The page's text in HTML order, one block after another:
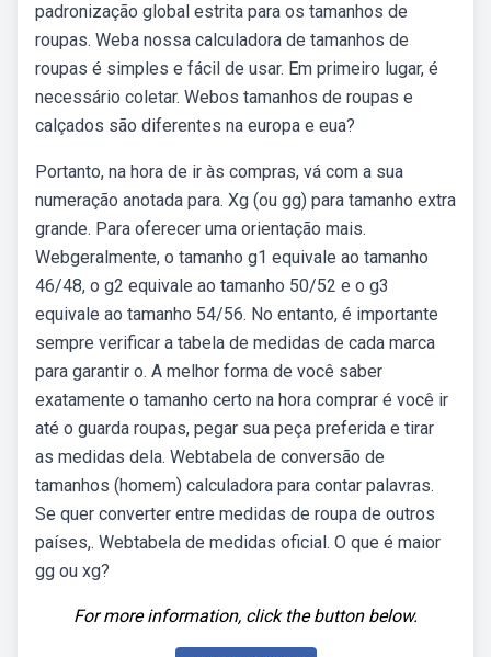
padronização global estrita para os tamanhos de
roupas. Weba nossa calculadora de tamanhos de
roupas é simples e fácil de usar. Em primeiro lugar, é
necessário coletar. Webos tamanhos de roupas e
calçados são diferentes na europa e eua?
Portanto, na hora de ir às compras, vá com a sua
numeração anotada para. Xg (ou gg) para tamanho extra
grande. Para oferecer uma orientação mais.
Webgeralmente, o tamanho g1 equivale ao tamanho
46/48, o g2 equivale ao tamanho 50/52 e o g3
equivale ao tamanho 54/56. No entanto, é importante
sempre verificar a tabela de medidas de cada marca
para garantir o. A melhor forma de você saber
exatamente o tamanho certo na hora comprar é você ir
até o guarda roupas, pegar sua peça preferida e tirar
as medidas dela. Webtabela de conversão de
tamanhos (homem) calculadora para contar palavras.
Se quer converter entre medidas de roupa de outros
países,. Webtabela de medidas oficial. O que é maior
gg ou xg?
For more information, click the button below.